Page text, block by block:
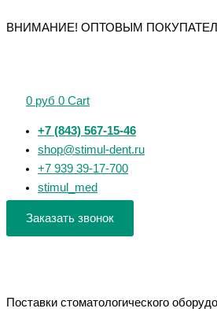
к
ВНИМАНИЕ! ОПТОВЫМ
0 руб 0 Cart
+7 (843) 567-15-46
shop@stimul-dent.ru
+7 939 39-17-700
stimul_med
Заказать звонок
Поставки стоматологического
товаров
товаров
товара
Денест
пластинах
товара
товара
товара
товара